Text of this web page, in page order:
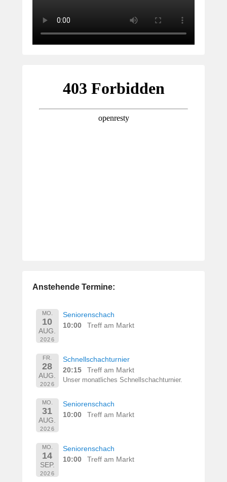
Anstehende Termine:
MO.
10
AUG.
2026
Seniorenschach
10:00
Treff am Markt
FR.
28
AUG.
2026
Schnellschachturnier
20:15
Treff am Markt
Unser monatliches Schnellschachturnier.
MO.
31
AUG.
2026
Seniorenschach
10:00
Treff am Markt
MO.
14
SEP.
2026
Seniorenschach
10:00
Treff am Markt